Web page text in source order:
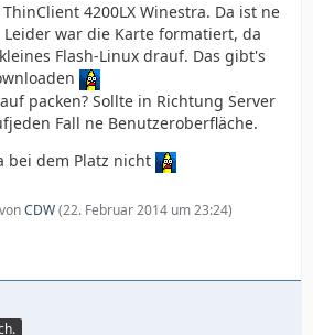
4200LX Winestra. Da ist ne
Leider war die Karte formatiert, da
Flash-Linux drauf. Das gibt's
packen? Sollte in Richtung Server
Fall ne Benutzeroberfläche.
bei dem Platz nicht
CDW(22. Februar 2014 um 23:24)